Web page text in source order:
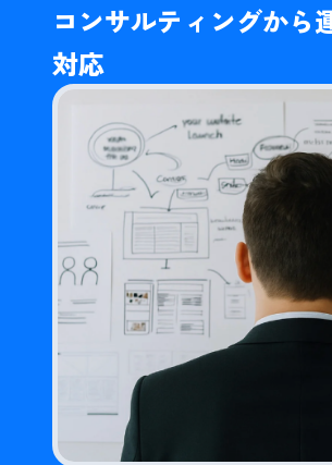
コンサルティングから
対応